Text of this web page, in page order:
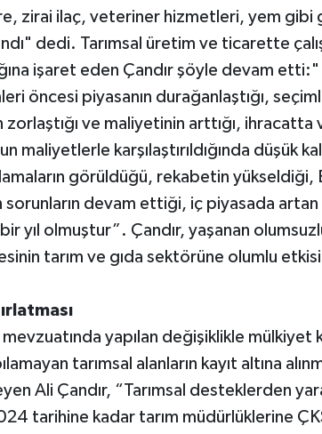
zirai ilaç, veteriner hizmetleri, yem gibi
dedi. Tarımsal üretim ve ticarette
işaret eden Çandır şöyle devam etti:"
öncesi piyasanın durağanlaştığı,
zorlaştığı ve maliyetinin arttığı,
maliyetlerle karşılaştırıldığında düşük
görüldüğü, rekabetin yükseldiği,
sorunların devam ettiği, iç piyasada
bir yıl olmuştur”. Çandır, yaşanan
tarım ve gıda sektörüne olumlu
yapılan değişiklikle mülkiyet
tarımsal alanların kayıt altına
Ali Çandır, “Tarımsal desteklerden
tarihine kadar tarım müdürlüklerine